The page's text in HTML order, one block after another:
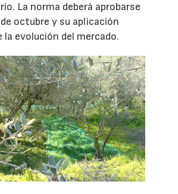
La norma deberá aprobarse
octubre y su aplicación
la evolución del mercado.